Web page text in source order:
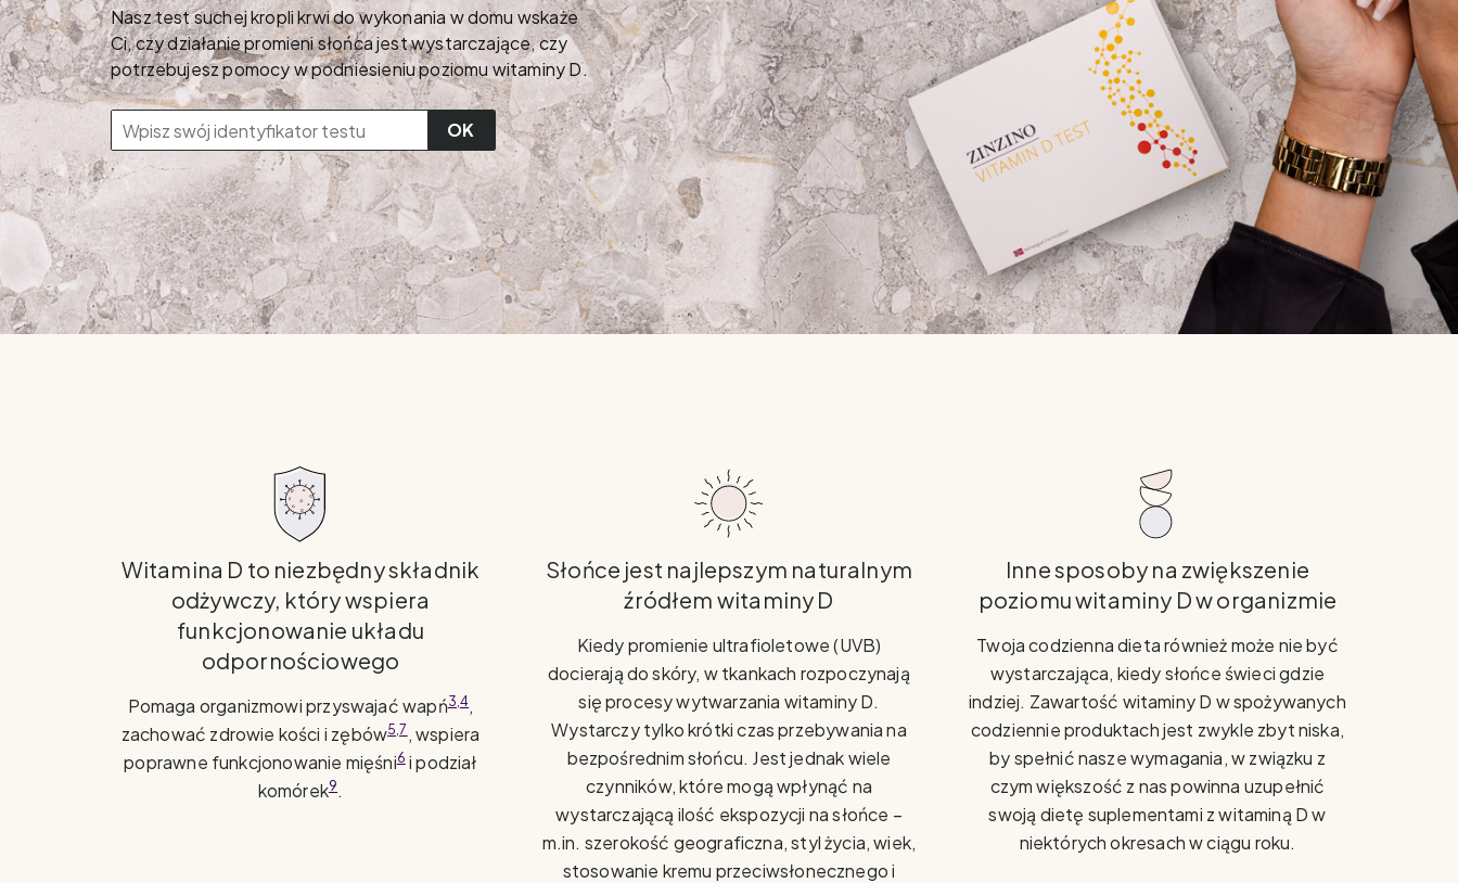
Nasz test suchej kropli krwi do wykonania w domu wskaże
Ci, czy działanie promieni słońca jest wystarczające, czy
potrzebujesz pomocy w podniesieniu poziomu witaminy D.
OK
Witamina D to niezbędny składnik
odżywczy, który wspiera
funkcjonowanie układu
odpornościowego
Pomaga organizmowi przyswajać wapń3,4,
zachować zdrowie kości i zębów5,7, wspiera
poprawne funkcjonowanie mięśni6i podział
komórek9.
Słońce jest najlepszym naturalnym
źródłem witaminy D
Kiedy promienie ultrafioletowe (UVB)
docierają do skóry, w tkankach rozpoczynają
się procesy wytwarzania witaminy D.
Wystarczy tylko krótki czas przebywania na
bezpośrednim słońcu. Jest jednak wiele
czynników, które mogą wpłynąć na
wystarczającą ilość ekspozycji na słońce –
m.in. szerokość geograficzna, styl życia, wiek,
stosowanie kremu przeciwsłonecznego i
Inne sposoby na zwiększenie
poziomu witaminy D w organizmie
Twoja codzienna dieta również może nie być
wystarczająca, kiedy słońce świeci gdzie
indziej. Zawartość witaminy D w spożywanych
codziennie produktach jest zwykle zbyt niska,
by spełnić nasze wymagania, w związku z
czym większość z nas powinna uzupełnić
swoją dietę suplementami z witaminą D w
niektórych okresach w ciągu roku.